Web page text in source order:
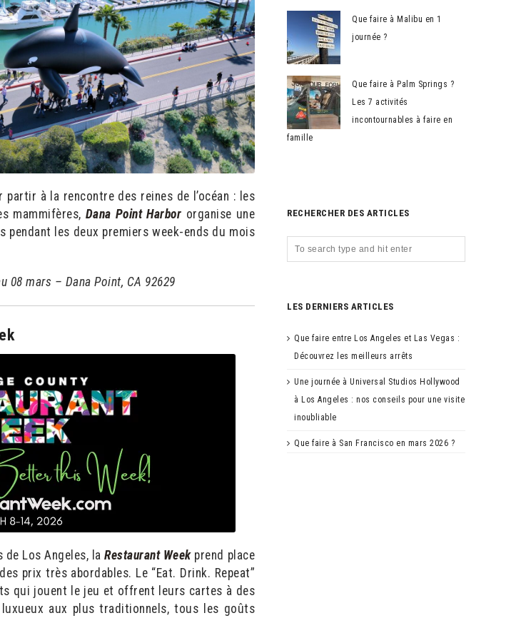
à la rencontre des reines de l’océan : les
mammifères, Dana Point Harbor organise une
pendant les deux premiers week-ends du mois
08 mars – Dana Point, CA 92629
de Los Angeles, laRestaurant Weekprend place
prix très abordables. Le “Eat. Drink. Repeat”
qui jouent le jeu et offrent leurs cartes à des
aux plus traditionnels, tous les goûts
Que faire à Malibu en 1
journée ?
Que faire à Palm Springs ?
Les 7 activités
incontournables à faire en
famille
RECHERCHER DES ARTICLES
LES DERNIERS ARTICLES
Que faire entre Los Angeles et Las Vegas :
Découvrez les meilleurs arrêts
Une journée à Universal Studios Hollywood
à Los Angeles : nos conseils pour une visite
inoubliable
Que faire à San Francisco en mars 2026 ?